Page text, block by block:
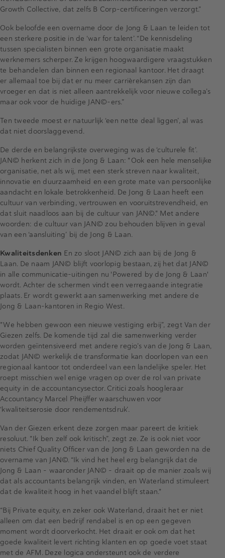
Growth Collective, dat zelfs B Corp-certificeringen verzorgt.”
Ook beloofde een overname door de Jong & Laan te leiden tot
een sterkere positie in de ‘war for talent’. “De kennisdeling
tussen specialisten binnen een grote organisatie maakt
werknemers scherper. Ze krijgen hoogwaardigere vraagstukken
te behandelen dan binnen een regionaal kantoor. Het draagt
er allemaal toe bij dat er nu meer carrièrekansen zijn dan
vroeger en dat is niet alleen aantrekkelijk voor nieuwe collega’s
maar ook voor de huidige JAN©-ers.”
Ten tweede moest er natuurlijk ‘een nette deal liggen’, al was
dat niet doorslaggevend.
De derde en belangrijkste overweging was de ‘culturele fit’.
JAN© herkent zich in de Jong & Laan: "Ook een hele menselijke
organisatie, net als wij, met een sterk streven naar kwaliteit,
innovatie en duurzaamheid en een grote mate van persoonlijke
aandacht en lokale betrokkenheid. De Jong & Laan heeft een
cultuur van verbinding, vertrouwen en vooruitstrevendheid, en
dat sluit naadloos aan bij de cultuur van JAN©." Met andere
woorden: de cultuur van JAN© zou behouden blijven in geval
van een ‘aansluiting’ bij de Jong & Laan.
Kwaliteitsdenken En zo sloot JAN© zich aan bij de Jong &
Laan. De naam JAN© blijft voorlopig bestaan, zij het dat JAN©
in alle communicatie-uitingen nu 'Powered by de Jong & Laan'
wordt. Achter de schermen vindt een verregaande integratie
plaats. Er wordt gewerkt aan samenwerking met andere de
Jong & Laan-kantoren in Regio West.
"We hebben gewoon een nieuwe vestiging erbij”, zegt Van der
Giezen zelfs. De komende tijd zal die samenwerking verder
worden geïntensiveerd met andere regio’s van de Jong & Laan,
zodat JAN© werkelijk de transformatie kan doorlopen van een
regionaal kantoor tot onderdeel van een landelijke speler. Het
roept misschien wel enige vragen op over de rol van private
equity in de accountancysector. Critici zoals hoogleraar
Accountancy Marcel Pheijffer waarschuwen voor
‘kwaliteitserosie door rendementsdruk’.
Van der Giezen erkent deze zorgen maar pareert de kritiek
resoluut. "Ik ben zelf ook kritisch”, zegt ze. Ze is ook niet voor
niets Chief Quality Officer van de Jong & Laan geworden na de
overname van JAN©. “Ik vind het heel erg belangrijk dat de
Jong & Laan - waaronder JAN© - draait op de manier zoals wij
dat als accountants belangrijk vinden, en Waterland stimuleert
dat de kwaliteit hoog in het vaandel blijft staan."
“Bij Private equity, en zeker ook Waterland, draait het er niet
alleen om dat een bedrijf rendabel is en op een gegeven
moment wordt doorverkocht. Het draait er ook om dat het
goede kwaliteit levert richting klanten en op goede voet staat
met de AFM. Deze logica ondersteunt ook de verdere